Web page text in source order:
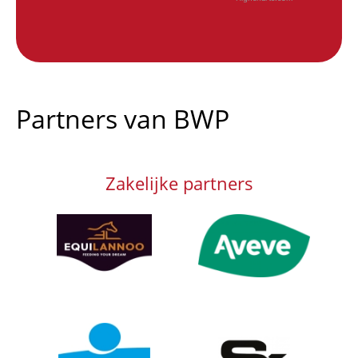
Partners van BWP
Zakelijke partners
Afbeelding Afbeelding
Afbeelding